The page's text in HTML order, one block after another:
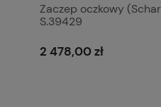
Zaczep oczkowy
S.39429
2 478,00 zł